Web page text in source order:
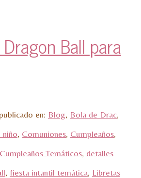
Ball para
en: Blog, Bola de Drac,
niño, Comuniones, Cumpleaños,
Cumpleaños Temáticos, detalles
, fiesta intantil temática, Libretas